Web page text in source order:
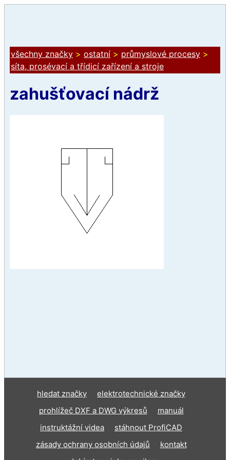
všechny značky > ostatní > průmyslové procesy >
síta, prosévací a třídicí zařízení a stroje
zahušťovací nádrž
hledat značky
elektrotechnické značky
prohlížeč DXF a DWG výkresů
manuál
instruktážní videa
stáhnout ProfiCAD
zásady ochrany osobních údajů
kontakt